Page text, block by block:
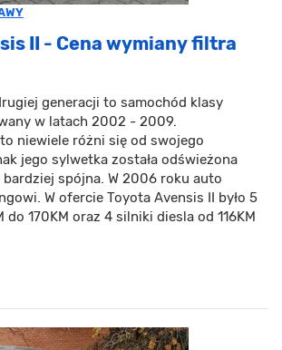
II - Cena wymiany filtra
generacji to samochód klasy
w latach 2002 - 2009.
niewiele różni się od swojego
jego sylwetka została odświeżona
bardziej spójna. W 2006 roku auto
W ofercie Toyota Avensis II było 5
do 170KM oraz 4 silniki diesla od 116KM